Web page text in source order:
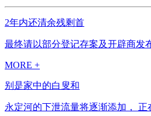
2年内还清余残剩首
最终请以部分登记存案及开辟商发
MORE +
别是家中的白叟和
永定河的下泄流量将逐渐添加，